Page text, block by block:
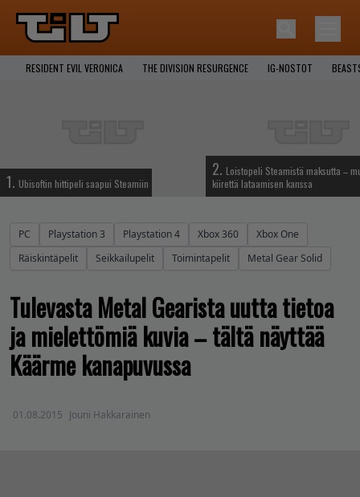
RESIDENT EVIL VERONICA THE DIVISION RESURGENCE IG-NOSTOT
1. Ubisoftin hittipeli saapui Steamiin
2. Loistopeli Steamistä maksutta –
kiirettä lataamisen kanssa
PC Playstation 3 Playstation 4 Xbox 360
Xbox One
Räiskintäpelit
Seikkailupelit Toimintapelit Metal Gear Solid
Tulevasta Metal Gearista uutta tietoa
ja mielettömiä kuvia – tältä näyttää
Käärme kanapuvussa
01.08.2015 Jouni Hakkarainen